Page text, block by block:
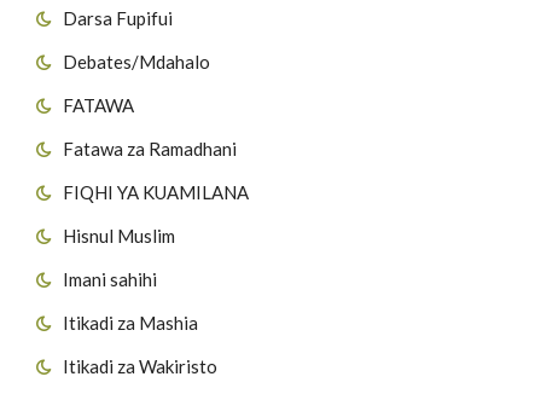
Darsa Fupifui
Debates/Mdahalo
FATAWA
Fatawa za Ramadhani
FIQHI YA KUAMILANA
Hisnul Muslim
Imani sahihi
Itikadi za Mashia
Itikadi za Wakiristo